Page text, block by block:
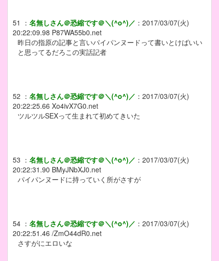
51 ： 名無しさん＠恐縮です＠＼(^o^)／ ： 2017/03/07(火)
20:22:09.98 P87WA55b0.net
昨日の指原の記事と言いパイパンヌードって書いとけばいい
と思ってるだろこの実話記者
52 ： 名無しさん＠恐縮です＠＼(^o^)／ ： 2017/03/07(火)
20:22:25.66 Xo4ivX7G0.net
ツルツルSEXって生まれて初めてきいた
53 ： 名無しさん＠恐縮です＠＼(^o^)／ ： 2017/03/07(火)
20:22:31.90 BMyJNbXJ0.net
パイパンヌードに持っていく所がさすが
54 ： 名無しさん＠恐縮です＠＼(^o^)／ ： 2017/03/07(火)
20:22:51.46 /ZmO44dR0.net
さすがにエロいな